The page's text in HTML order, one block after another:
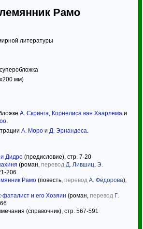
Рамо
литературы
мм)
А. Скринга, Корнелиса ван Хаарлемаи
.
А. Морои Д. Эрнандеса.
Дидро (предисловие), стр. 7-20
(роман, перевод Д. Лившиц, Э.
206
Рамо (повесть, перевод А. Фёдорова),
фаталист и его Хозяин (роман, перевод Г.
(справочник), стр. 567-591